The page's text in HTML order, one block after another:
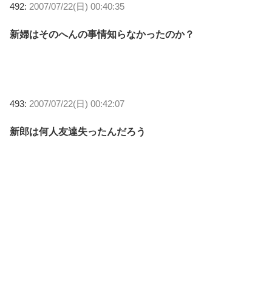
492: 2007/07/22(日) 00:40:35
新婦はそのへんの事情知らなかったのか？
493: 2007/07/22(日) 00:42:07
新郎は何人友達失ったんだろう